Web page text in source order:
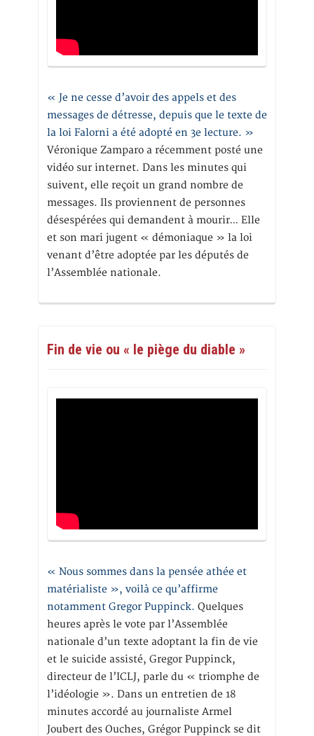
« Je ne cesse d’avoir des appels et des
messages de détresse, depuis que le texte de
la loi Falorni a été adopté en 3e lecture. »
Véronique Zamparo a récemment posté une
vidéo sur internet. Dans les minutes qui
suivent, elle reçoit un grand nombre de
messages. Ils proviennent de personnes
désespérées qui demandent à mourir… Elle
et son mari jugent « démoniaque » la loi
venant d’être adoptée par les députés de
l’Assemblée nationale.
Fin de vie ou « le piège du diable »
« Nous sommes dans la pensée athée et
matérialiste », voilà ce qu’affirme
notamment Gregor Puppinck. Quelques
heures après le vote par l’Assemblée
nationale d’un texte adoptant la fin de vie
et le suicide assisté, Gregor Puppinck,
directeur de l’ICLJ, parle du « triomphe de
l’idéologie ». Dans un entretien de 18
minutes accordé au journaliste Armel
Joubert des Ouches, Grégor Puppinck se dit